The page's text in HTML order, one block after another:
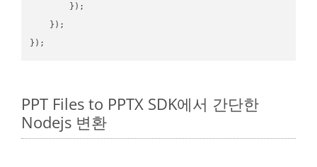
        });
    });
PPT Files to PPTX SDK에서 간단한
Nodejs 변환